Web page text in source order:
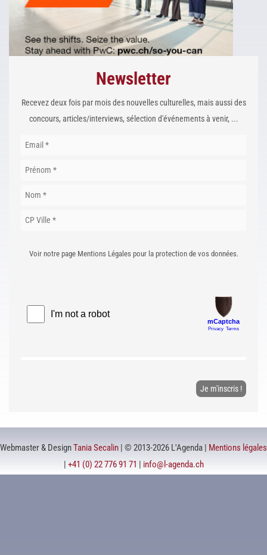
Newsletter
Recevez deux fois par mois des nouvelles culturelles, mais aussi des
concours, articles/interviews, sélection d'événements à venir, ...
Voir notre page Mentions Légales pour la protection de vos données.
Webmaster & DesignTania Secalin | © 2013-2026 L'Agenda | Mentions légales
| +41 (0) 22 776 91 71 | info@l-agenda.ch